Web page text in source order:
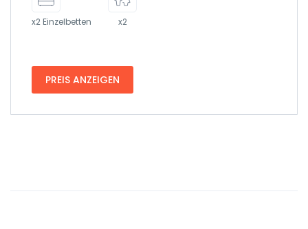
x2 Einzelbetten x2
PREIS ANZEIGEN